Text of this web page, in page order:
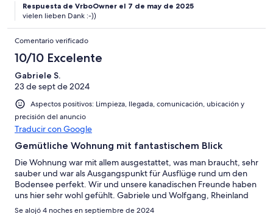
Respuesta de VrboOwner el 7 de may de 2025
vielen lieben Dank :-))
Comentario verificado
10/10 Excelente
Gabriele S.
23 de sept de 2024
Aspectos positivos: Limpieza, llegada, comunicación, ubicación y
precisión del anuncio
Traducir con Google
Gemütliche Wohnung mit fantastischem Blick
Die Wohnung war mit allem ausgestattet, was man braucht, sehr
sauber und war als Ausgangspunkt für Ausflüge rund um den
Bodensee perfekt. Wir und unsere kanadischen Freunde haben
uns hier sehr wohl gefühlt. Gabriele und Wolfgang, Rheinland
Se alojó 4 noches en septiembre de 2024